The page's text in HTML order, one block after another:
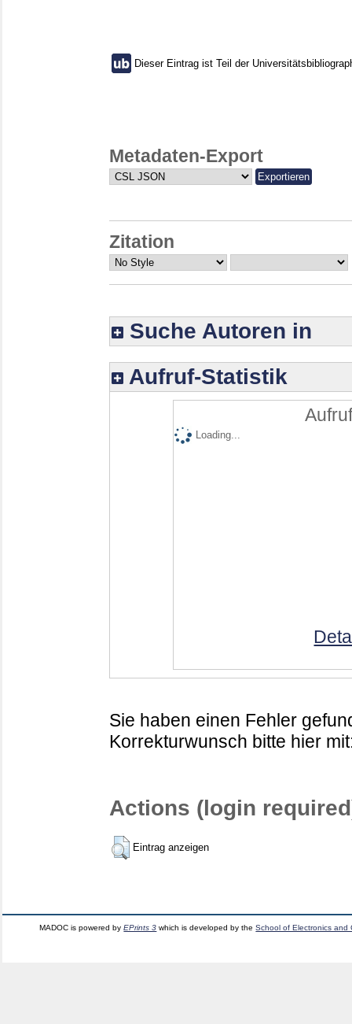
Dieser Eintrag ist Teil der
Metadaten-Export
Zitation
Suche Autoren in
Aufruf-Statistik
Loading...
Sie haben einen Fehler
Korrekturwunsch bitte hier
Actions (login
Eintrag anzeigen
MADOC is powered byEPrints 3 which is developed by theSchool of Electronics and